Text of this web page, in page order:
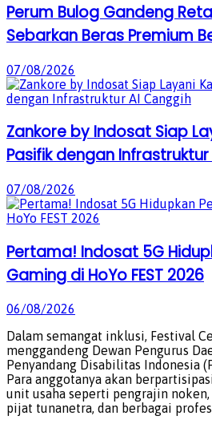
Perum Bulog Gandeng
Sebarkan Beras Premium
07/08/2026
Zankore by Indosat Siap
Pasifik dengan
07/08/2026
Pertama! Indosat 5G
Gaming di HoYo FEST 2026
06/08/2026
Dalam semangat inklusi, Festival
menggandeng Dewan Pengurus
Penyandang Disabilitas Indonesia
Para anggotanya akan
unit usaha seperti pengrajin
pijat tunanetra, dan berbagai